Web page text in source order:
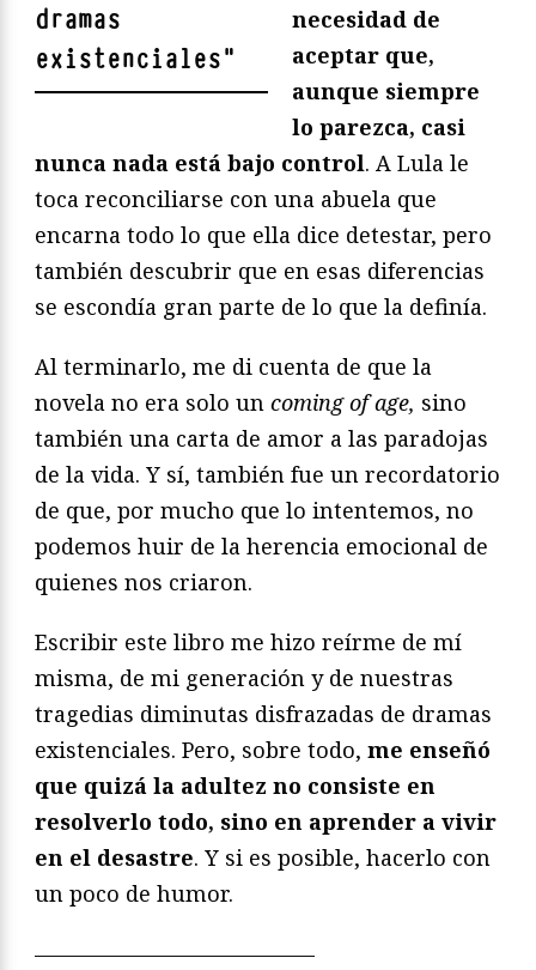
dramas
existenciales"
necesidad de
aceptar que,
aunque siempre
lo parezca, casi
nunca nada está bajo control. A Lula le
toca reconciliarse con una abuela que
encarna todo lo que ella dice detestar, pero
también descubrir que en esas diferencias
se escondía gran parte de lo que la definía.
Al terminarlo, me di cuenta de que la
novela no era solo un coming of age, sino
también una carta de amor a las paradojas
de la vida. Y sí, también fue un recordatorio
de que, por mucho que lo intentemos, no
podemos huir de la herencia emocional de
quienes nos criaron.
Escribir este libro me hizo reírme de mí
misma, de mi generación y de nuestras
tragedias diminutas disfrazadas de dramas
existenciales. Pero, sobre todo, me enseñó
que quizá la adultez no consiste en
resolverlo todo, sino en aprender a vivir
en el desastre. Y si es posible, hacerlo con
un poco de humor.
—————————————